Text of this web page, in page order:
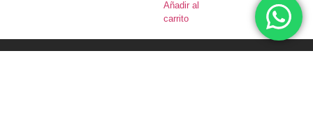
Añadir al
carrito